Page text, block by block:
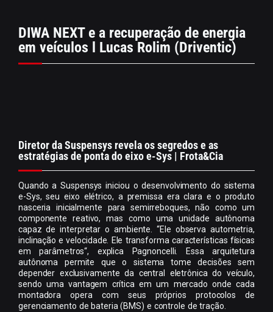
DIWA NEXT e a recuperação de energia
em veículos l Lucas Rolim (Driventic)
Diretor da Suspensys revela os segredos e as
estratégias de ponta do eixo e-Sys | Frota&Cia
Quando a Suspensys iniciou o desenvolvimento do sistema
e-Sys, seu eixo elétrico, a premissa era clara e o produto
nasceria inicialmente para semirreboques, não como um
componente reativo, mas como uma unidade autônoma
capaz de interpretar o ambiente. “Ele observa autometria,
inclinação e velocidade. Ele transforma características físicas
em parâmetros“, explica Pagnoncelli. Essa arquitetura
autônoma permite que o sistema tome decisões sem
depender exclusivamente da central eletrônica do veículo,
sendo uma vantagem crítica em um mercado onde cada
montadora opera com seus próprios protocolos de
gerenciamento de bateria (BMS) e controle de tração.